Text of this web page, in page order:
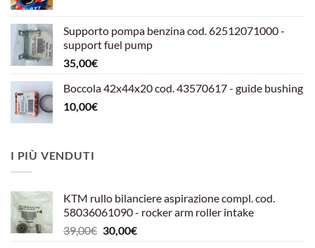
era:
599,00€.
è:
540,00€.
Supporto pompa benzina cod. 62512071000 -
support fuel pump
35,00€
Boccola 42x44x20 cod. 43570617 - guide bushing
10,00€
I PIÙ VENDUTI
KTM rullo bilanciere aspirazione compl. cod.
58036061090 - rocker arm roller intake
39,00€ Il
30,00€Il